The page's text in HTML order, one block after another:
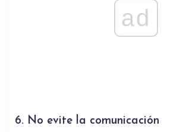
ad
6. No evite la comunicación